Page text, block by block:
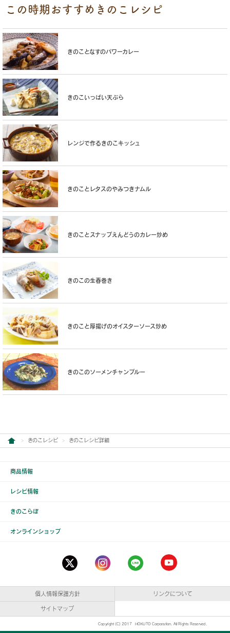
この時期おすすめきのこレシピ
きのことなすのパワーカレー
きのこいっぱい天ぷら
レンジで作るきのこキッシュ
きのことレタスのやみつきナムル
きのことスナップえんどうのカレー炒め
きのこの生春巻き
きのこと厚揚げのオイスターソース炒め
きのこのソーメンチャンプルー
きのこレシピ きのこレシピ詳細
商品情報
レシピ情報
きのこらぼ
オンラインショップ
個人情報保護方針 リンクについて
サイトマップ
Copyright (C) 2017 HOKUTO Corporation. All Rights Reserved.